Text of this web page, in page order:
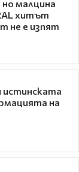
малцина
хитът
не е изпят
истинската
на